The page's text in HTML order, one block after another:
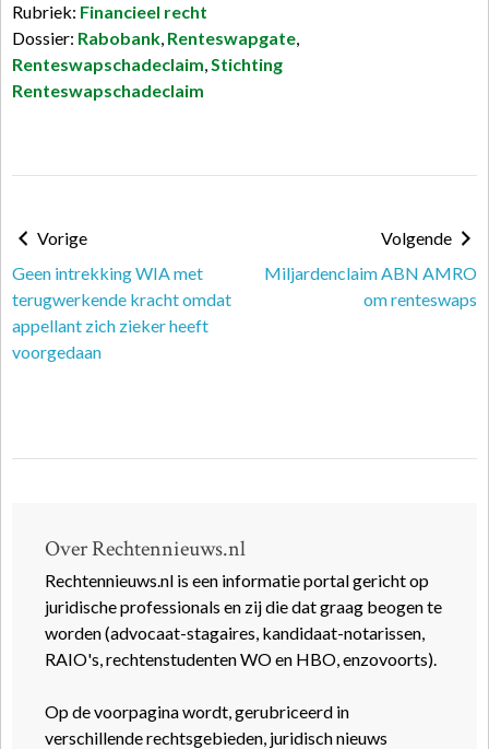
Rubriek: Financieel recht
Dossier: Rabobank, Renteswapgate,
Renteswapschadeclaim,Stichting
Renteswapschadeclaim
Vorige
Geen intrekking WIA met
terugwerkende kracht omdat
appellant zich zieker heeft
voorgedaan
Volgende
Miljardenclaim ABN AMRO
om renteswaps
Over Rechtennieuws.nl
Rechtennieuws.nl is een informatie portal gericht op
juridische professionals en zij die dat graag beogen te
worden (advocaat-stagaires, kandidaat-notarissen,
RAIO's, rechtenstudenten WO en HBO, enzovoorts).
Op de voorpagina wordt, gerubriceerd in
verschillende rechtsgebieden, juridisch nieuws